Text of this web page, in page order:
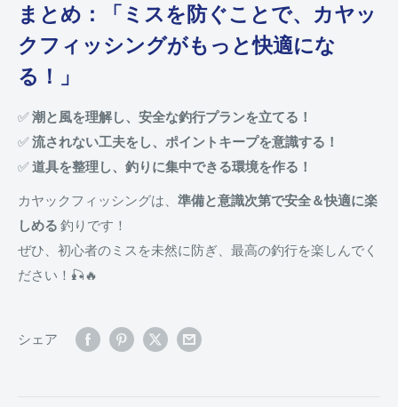
まとめ：「ミスを防ぐことで、カヤッ
クフィッシングがもっと快適にな
る！」
✅潮と風を理解し、安全な釣行プランを立てる！
✅流されない工夫をし、ポイントキープを意識する！
✅道具を整理し、釣りに集中できる環境を作る！
カヤックフィッシングは、 準備と意識次第で安全＆快適に楽
しめる 釣りです！
ぜひ、初心者のミスを未然に防ぎ、最高の釣行を楽しんでく
ださい！🎣🔥
シェア